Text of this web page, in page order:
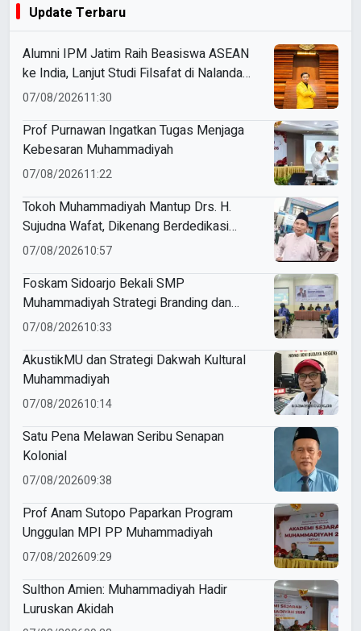
Update Terbaru
Alumni IPM Jatim Raih Beasiswa ASEAN
ke India, Lanjut Studi Filsafat di Nalanda
University
07/08/202611:30
Prof Purnawan Ingatkan Tugas Menjaga
Kebesaran Muhammadiyah
07/08/202611:22
Tokoh Muhammadiyah Mantup Drs. H.
Sujudna Wafat, Dikenang Berdedikasi
Kembangkan Dakwah dan Pendidikan
07/08/202610:57
Foskam Sidoarjo Bekali SMP
Muhammadiyah Strategi Branding dan
Marketing Sekolah
07/08/202610:33
AkustikMU dan Strategi Dakwah Kultural
Muhammadiyah
07/08/202610:14
Satu Pena Melawan Seribu Senapan
Kolonial
07/08/202609:38
Prof Anam Sutopo Paparkan Program
Unggulan MPI PP Muhammadiyah
07/08/202609:29
Sulthon Amien: Muhammadiyah Hadir
Luruskan Akidah